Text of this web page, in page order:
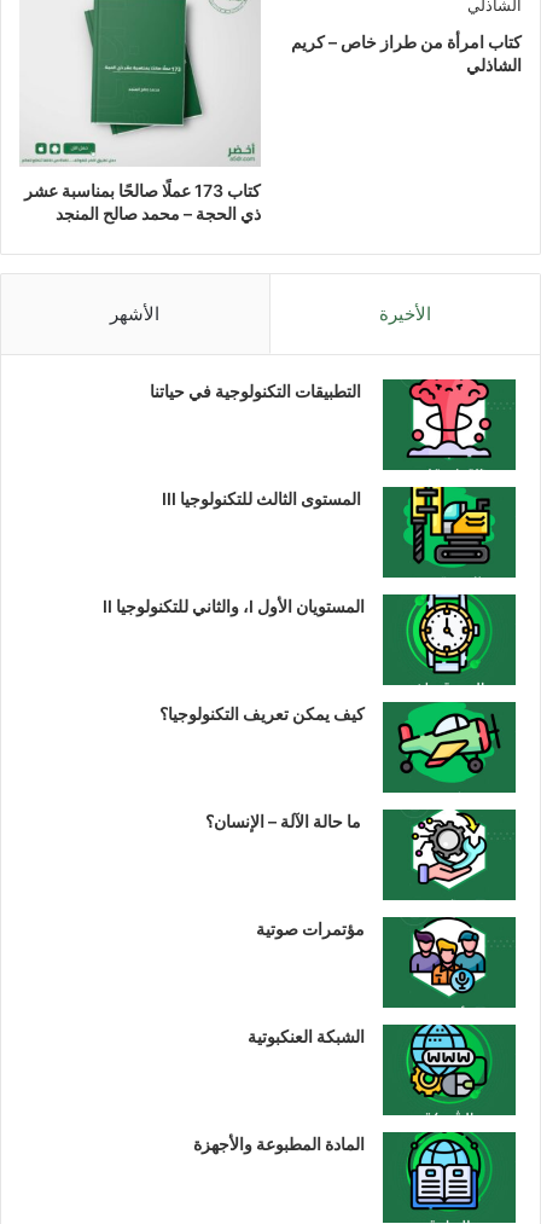
كتاب امرأة من طراز خاص – كريم
الشاذلي
كتاب 173 عملًا صالحًا بمناسبة عشر
ذي الحجة – محمد صالح المنجد
الأخيرة الأشهر
التطبيقات التكنولوجية في حياتنا
المستوى الثالث للتكنولوجيا III
المستويان الأول I، والثاني للتكنولوجيا II
كيف يمكن تعريف التكنولوجيا؟
ما حالة الآلة – الإنسان؟
مؤتمرات صوتية
الشبكة العنكبوتية
المادة المطبوعة والأجهزة